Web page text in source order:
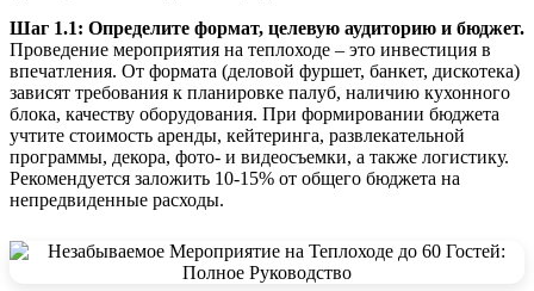
Шаг 1.1: Определите формат, целевую аудиторию и бюджет.
Проведение мероприятия на теплоходе – это инвестиция в
впечатления. От формата (деловой фуршет, банкет, дискотека)
зависят требования к планировке палуб, наличию кухонного
блока, качеству оборудования. При формировании бюджета
учтите стоимость аренды, кейтеринга, развлекательной
программы, декора, фото- и видеосъемки, а также логистику.
Рекомендуется заложить 10-15% от общего бюджета на
непредвиденные расходы.